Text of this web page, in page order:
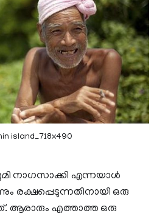
island_718x490
നാഗസാക്കി എന്നയാള്‍
രക്ഷപ്പെടുന്നതിനായി ഒരു
ആരാരും എത്താത്ത ഒരു